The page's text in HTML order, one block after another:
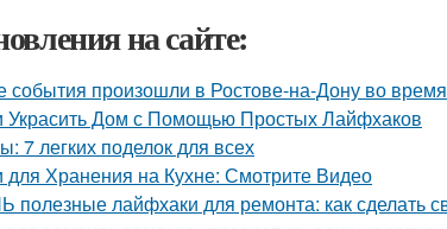
на сайте:
события произошли в Ростове-на-Дону во
Украсить Дом с Помощью Простых Лайфхаков
легких поделок для всех
Хранения на Кухне: Смотрите Видео
лайфхаки для ремонта: как сделать